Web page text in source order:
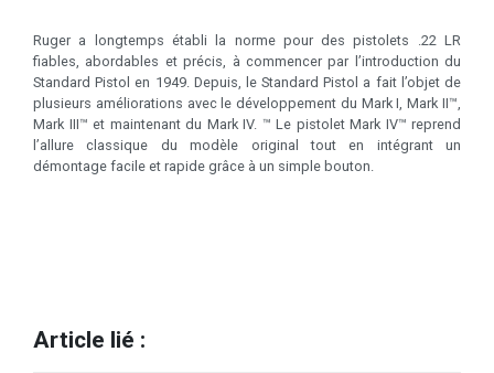
Ruger a longtemps établi la norme pour des pistolets .22 LR
fiables, abordables et précis, à commencer par l’introduction du
Standard Pistol en 1949. Depuis, le Standard Pistol a fait l’objet de
plusieurs améliorations avec le développement du Mark I, Mark II™,
Mark III™ et maintenant du Mark IV. ™ Le pistolet Mark IV™ reprend
l’allure classique du modèle original tout en intégrant un
démontage facile et rapide grâce à un simple bouton.
Article lié :